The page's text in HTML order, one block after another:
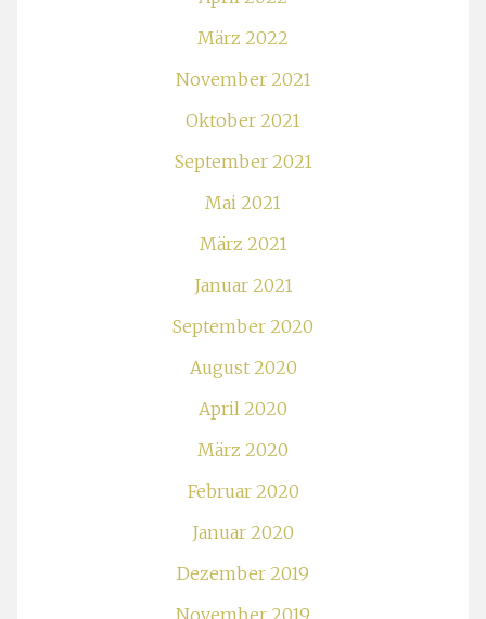
März 2022
November 2021
Oktober 2021
September 2021
Mai 2021
März 2021
Januar 2021
September 2020
August 2020
April 2020
März 2020
Februar 2020
Januar 2020
Dezember 2019